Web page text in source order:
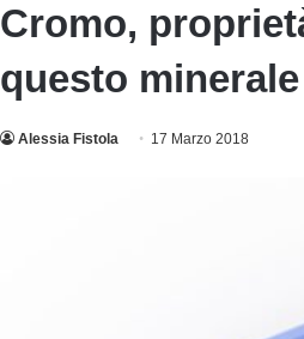
Cromo,
questo minerale
Alessia Fistola 17 Marzo 2018